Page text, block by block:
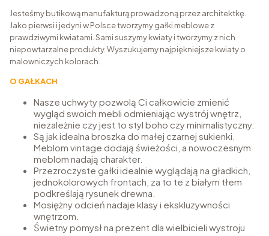
Jesteśmy butikową manufakturą prowadzoną przez architektkę.
Jako pierwsi i jedyni w Polsce tworzymy gałki meblowe z
prawdziwymi kwiatami. Sami suszymy kwiaty i tworzymy z nich
niepowtarzalne produkty. Wyszukujemy najpiękniejsze kwiaty o
malowniczych kolorach.
O GAŁKACH
Nasze uchwyty pozwolą Ci całkowicie zmienić
wygląd swoich mebli odmieniając wystrój wnętrz,
niezależnie czy jest to styl boho czy minimalistyczny.
Są jak idealna broszka do małej czarnej sukienki.
Meblom vintage dodają świeżości, a nowoczesnym
meblom nadają charakter.
Przezroczyste gałki idealnie wyglądają na gładkich,
jednokolorowych frontach, za to te z białym tłem
podkreślają rysunek drewna.
Mosiężny odcień nadaje klasy i ekskluzywności
wnętrzom.
Świetny pomysł na prezent dla wielbicieli wystroju